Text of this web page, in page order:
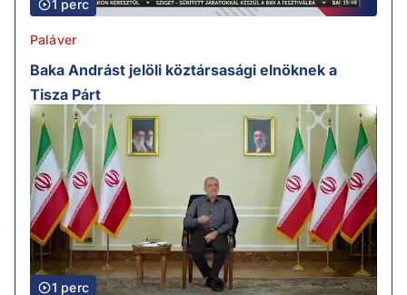
1 perc
Paláver
Baka Andrást jelöli köztársasági elnöknek a
Tisza Párt
1 perc